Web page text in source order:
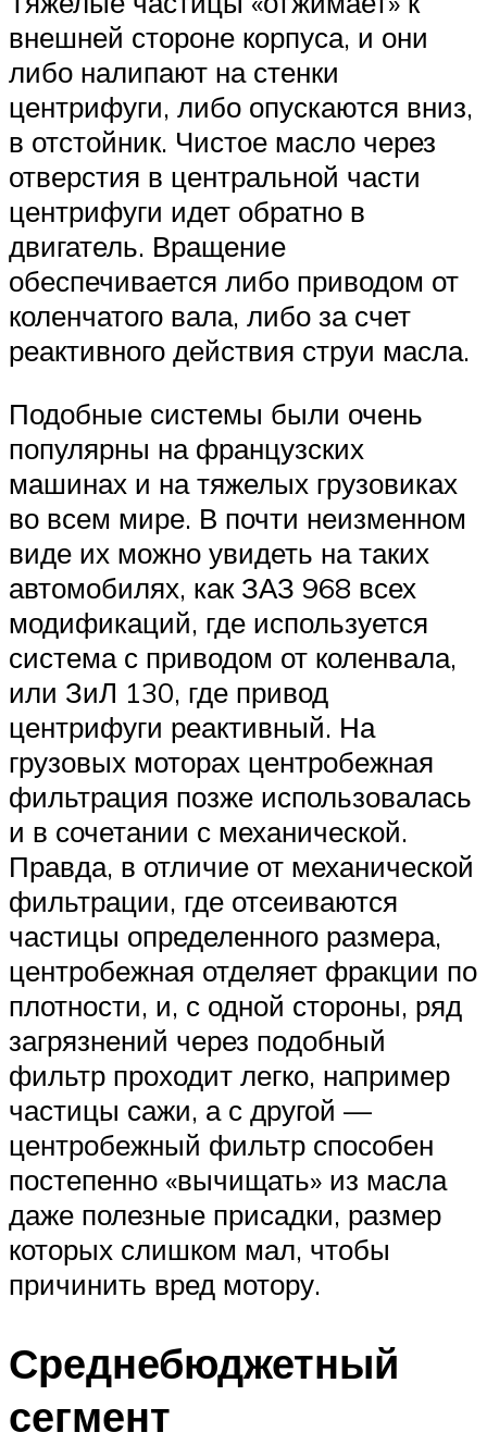
внешней стороне корпуса, и они
либо налипают на стенки
центрифуги, либо опускаются вниз,
в отстойник. Чистое масло через
отверстия в центральной части
центрифуги идет обратно в
двигатель. Вращение
обеспечивается либо приводом от
коленчатого вала, либо за счет
реактивного действия струи масла.
Подобные системы были очень
популярны на французских
машинах и на тяжелых грузовиках
во всем мире. В почти неизменном
виде их можно увидеть на таких
автомобилях, как ЗАЗ 968 всех
модификаций, где используется
система с приводом от коленвала,
или ЗиЛ 130, где привод
центрифуги реактивный. На
грузовых моторах центробежная
фильтрация позже использовалась
и в сочетании с механической.
Правда, в отличие от механической
фильтрации, где отсеиваются
частицы определенного размера,
центробежная отделяет фракции по
плотности, и, с одной стороны, ряд
загрязнений через подобный
фильтр проходит легко, например
частицы сажи, а с другой —
центробежный фильтр способен
постепенно «вычищать» из масла
даже полезные присадки, размер
которых слишком мал, чтобы
причинить вред мотору.
Среднебюджетный
сегмент